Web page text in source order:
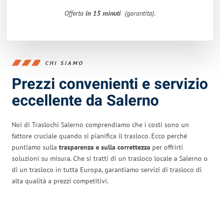
Offerta in 15 minuti (garantita).
CHI SIAMO
Prezzi convenienti e servizio
eccellente da Salerno
Noi di Traslochi Salerno comprendiamo che i costi sono un
fattore cruciale quando si pianifica il trasloco. Ecco perché
puntiamo sulla trasparenza e sulla correttezza per offrirti
soluzioni su misura. Che si tratti di un trasloco locale a Salerno o
di un trasloco in tutta Europa, garantiamo servizi di trasloco di
alta qualità a prezzi competitivi.